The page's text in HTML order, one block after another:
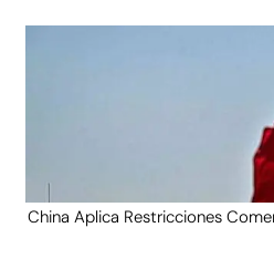
China Aplica Restricciones